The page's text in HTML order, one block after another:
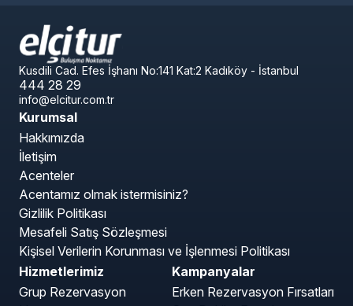
Kusdili Cad. Efes İşhanı No:141 Kat:2 Kadıköy - İstanbul
444 28 29
info@elcitur.com.tr
Kurumsal
Hakkımızda
İletişim
Acenteler
Acentamız olmak istermisiniz?
Gizlilik Politikası
Mesafeli Satış Sözleşmesi
Kişisel Verilerin Korunması ve İşlenmesi Politikası
Hizmetlerimiz
Grup Rezervasyon
Kampanyalar
Erken Rezervasyon Fırsatları